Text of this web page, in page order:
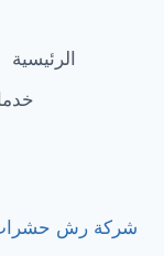
الخيمة/
الرئيسية
شركة رش حشرات في